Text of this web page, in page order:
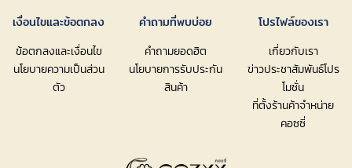
เงื่อนไขและข้อตกลง
ข้อตกลงและเงื่อนไข
นโยบายความเป็นส่วน
ตัว
คำถามที่พบบ่อย
คำถามยอดฮิต
นโยบายการรับประกัน
สินค้า
โปรไฟล์ของเรา
เกี่ยวกับเรา
ข่าวประชาสัมพันธ์โปร
โมชั่น
ที่ตั้งร้านค้าจำหน่าย
คอซซี่